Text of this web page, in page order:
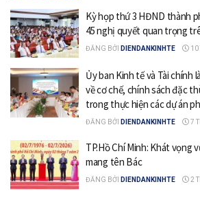
Kỳ họp thứ 3 HĐND thành
45 nghị quyết quan trọng
ĐĂNG BỞI DIENDANKINHTE 10
Ủy ban Kinh tế và Tài chính
về cơ chế, chính sách đặc
trong thực hiện các dự án
ĐĂNG BỞI DIENDANKINHTE 7
TP.Hồ Chí Minh: Khát vọng
mang tên Bác
ĐĂNG BỞI DIENDANKINHTE 2